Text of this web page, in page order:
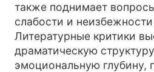
также поднимает
слабости и
Литературные критики
драматическую
эмоциональную глубину,